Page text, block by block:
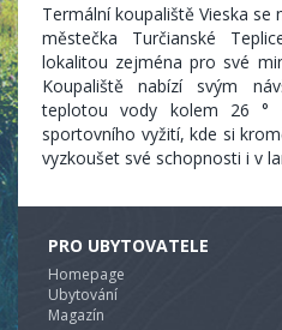
Termální koupaliště Vieska se
městečka Turčianské
lokalitou zejména pro své
Koupaliště nabízí svým
teplotou vody kolem 26 °
sportovního vyžití, kde si
vyzkoušet své schopnosti i v
PRO UBYTOVATELE
Homepage
Ubytování
Magazín